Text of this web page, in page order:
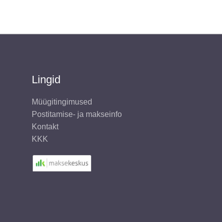
Lingid
Müügitingimused
Postitamise- ja makseinfo
Kontakt
KKK